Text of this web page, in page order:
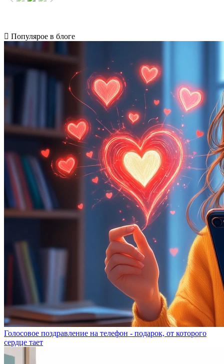
Популярое в блоге
Голосовое поздравление на телефон - подарок, от которого
сердце тает